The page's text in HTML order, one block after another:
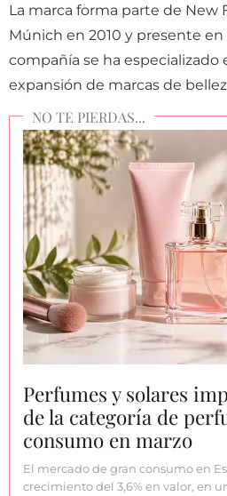
La marca forma parte de New
Múnich en 2010 y presente en
compañía se ha especializado
expansión de marcas de
Perfumes y solares
de la categoría de
consumo en marzo
El mercado de gran consumo en
crecimiento del 3,6% en valor, en